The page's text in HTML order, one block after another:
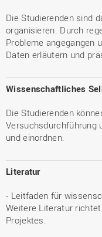
Die Studierenden sind
organisieren. Durch
Probleme angegangen
Daten erläutern und
Wissenschaftliches
Die Studierenden
Versuchsdurchführung
und einordnen.
Literatur
- Leitfaden für
Weitere Literatur
Projektes.